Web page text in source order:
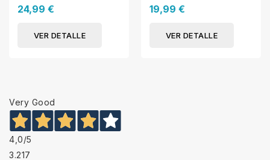
24,99 €
VER DETALLE
19,99 €
VER DETALLE
Very Good
4,0/5
3.217